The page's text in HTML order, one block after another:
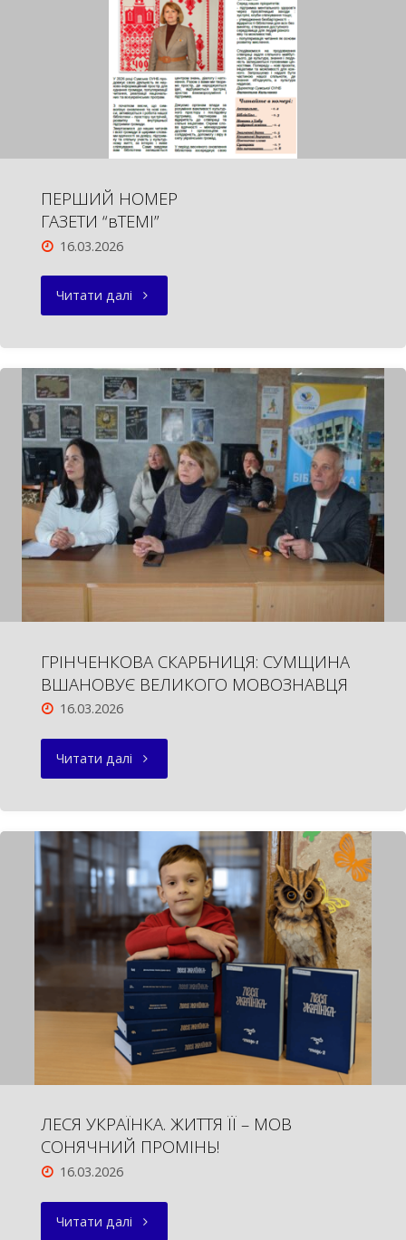
ПЕРШИЙ НОМЕР
ГАЗЕТИ “вТЕМІ”
16.03.2026
Читати далі "ПЕРШИЙ
ГАЗЕТИ
“вТЕМІ”"
ГРІНЧЕНКОВА СКАРБНИЦЯ: СУМЩИНА
ВШАНОВУЄ ВЕЛИКОГО МОВОЗНАВЦЯ
16.03.2026
Читати далі "ГРІНЧЕНКОВА
СУМЩИНА
ВШАНОВУЄ
ВЕЛИКОГО
МОВОЗНАВЦЯ"
ЛЕСЯ УКРАЇНКА. ЖИТТЯ ЇЇ – МОВ
СОНЯЧНИЙ ПРОМІНЬ!
16.03.2026
Читати далі "ЛЕСЯ